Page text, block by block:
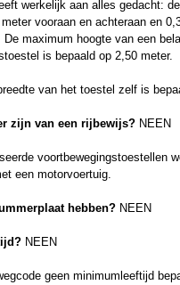
werkelijk aan alles gedacht:
vooraan en achteraan en
De maximum hoogte van een
is bepaald op 2,50 meter.
van het toestel zelf is
zijn van een rijbewijs? NEEN
voortbewegingstoestellen
een motorvoertuig.
hebben? NEEN
NEEN
geen minimumleeftijd